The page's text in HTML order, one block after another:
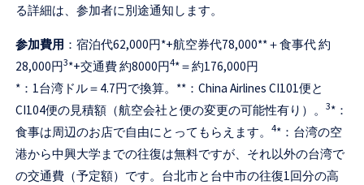
る詳細は、参加者に別途通知します。
参加費用 ：宿泊代62,000円*+航空券代78,000**＋食事代 約
28,000円3*+交通費 約8000円4*＝約176,000円
*：1台湾ドル＝4.7円で換算。**：China Airlines CI101便と
CI104便の見積額（航空会社と便の変更の可能性有り）。3*：
食事は周辺のお店で自由にとってもらえます。4*：台湾の空
港から中興大学までの往復は無料ですが、それ以外の台湾で
の交通費（予定額）です。台北市と台中市の往復1回分の高